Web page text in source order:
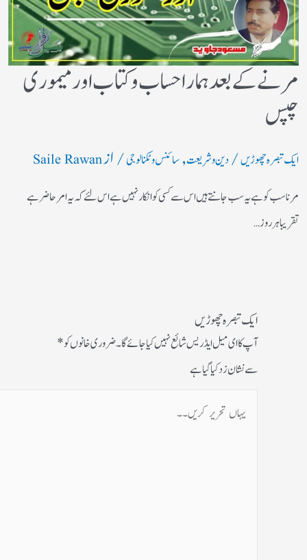
مرنے کے بعد ہمارا حساب وکتاب اور میموری
چپس
ایک تبصرہ چھوڑیں/دین و شریعت,سائنس و ٹکنالوجی/ ازSaile Rawan
مرنا سب کو ہے یہ سب جانتے ہیں اس سے کسی کو انکار نہیں ہے اس لئے کہ یہ امر حاضر ہے
تقریبا ہر روز…
ایک تبصرہ چھوڑیں
آپ کا ای میل ایڈریس شائع نہیں کیا جائے گا۔ضروری خانوں کو*
سے نشان زد کیا گیا ہے